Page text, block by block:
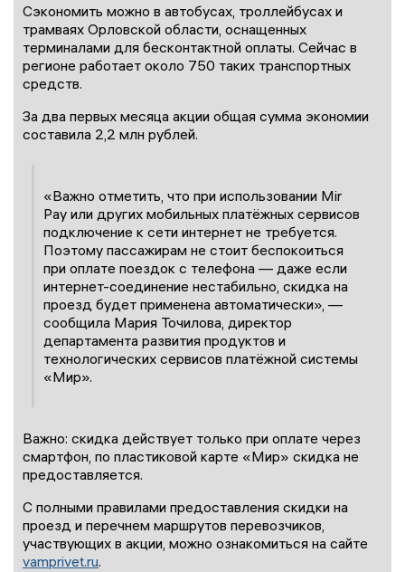
Сэкономить можно в автобусах, троллейбусах и
трамваях Орловской области, оснащенных
терминалами для бесконтактной оплаты. Сейчас в
регионе работает около 750 таких транспортных
средств.
За два первых месяца акции общая сумма экономии
составила 2,2 млн рублей.
«Важно отметить, что при использовании Mir
Pay или других мобильных платёжных сервисов
подключение к сети интернет не требуется.
Поэтому пассажирам не стоит беспокоиться
при оплате поездок с телефона — даже если
интернет-соединение нестабильно, скидка на
проезд будет применена автоматически», —
сообщила Мария Точилова, директор
департамента развития продуктов и
технологических сервисов платёжной системы
«Мир».
Важно: скидка действует только при оплате через
смартфон, по пластиковой карте «Мир» скидка не
предоставляется.
С полными правилами предоставления скидки на
проезд и перечнем маршрутов перевозчиков,
участвующих в акции, можно ознакомиться на сайте
vamprivet.ru.